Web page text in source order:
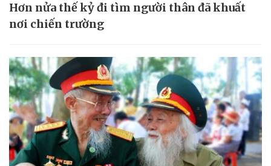
Hơn nửa thế kỷ đi tìm người thân đã khuất
nơi chiến trường